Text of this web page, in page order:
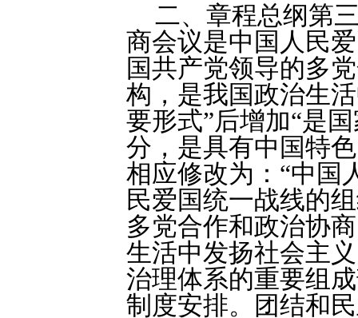
二、章程总纲第
商会议是中国人民
国共产党领导的多
构，是我国政治生
要形式”后增加“是
分，是具有中国特
相应修改为：“中国
民爱国统一战线的
多党合作和政治协
生活中发扬社会主
治理体系的重要组
制度安排。团结和